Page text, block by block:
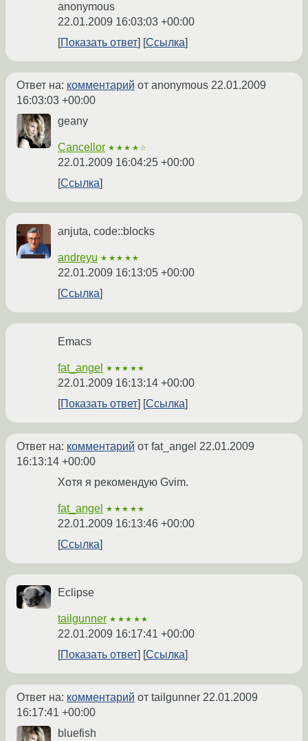
anonymous
22.01.2009 16:03:03 +00:00
Показать ответ
Ссылка
Ответ на: комментарий от anonymous 22.01.2009
16:03:03 +00:00
geany
Cancellor ★★★★☆
22.01.2009 16:04:25 +00:00
Ссылка
anjuta, code::blocks
andreyu ★★★★★
22.01.2009 16:13:05 +00:00
Ссылка
Emacs
fat_angel ★★★★★
22.01.2009 16:13:14 +00:00
Показать ответ
Ссылка
Ответ на: комментарий от fat_angel 22.01.2009
16:13:14 +00:00
Хотя я рекомендую Gvim.
fat_angel ★★★★★
22.01.2009 16:13:46 +00:00
Ссылка
Eclipse
tailgunner ★★★★★
22.01.2009 16:17:41 +00:00
Показать ответ
Ссылка
Ответ на: комментарий от tailgunner 22.01.2009
16:17:41 +00:00
bluefish